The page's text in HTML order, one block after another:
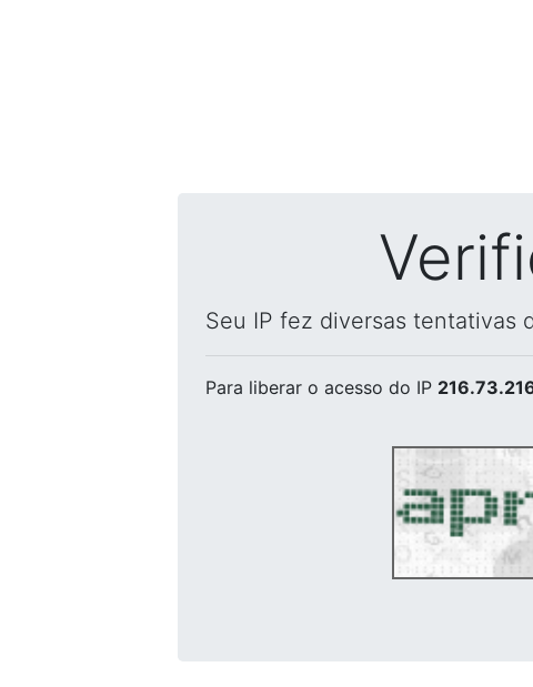
Seu IP fez diversas tentativas
Para liberar o acesso do IP